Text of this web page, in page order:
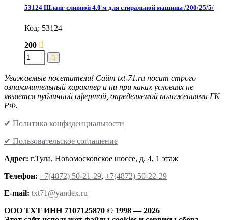
53124 Шланг сливной 4.0 м для стиральной машины /200/25/5/
Код: 53124
200
Уважаемые посетители! Сайт txt-71.ru носит строго
ознакомительный характер и ни при каких условиях не
является публичной офертой, определяемой положениями ГК
РФ.
✔ Политика конфиденциальности
✔ Пользовательское соглашение
Адрес: г.Тула, Новомосковское шоссе, д. 4, 1 этаж
Телефон: +7(4872) 50-21-29, +7(4872) 50-22-29
Е-mail: txt71@yandex.ru
ООО ТХТ ИНН 7107125870 © 1998 — 2026